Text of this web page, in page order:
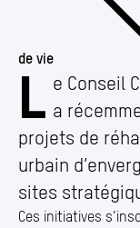
de vie
Charleroi
L e Conseil
a
projets de
urbain
sites
Ces initiatives